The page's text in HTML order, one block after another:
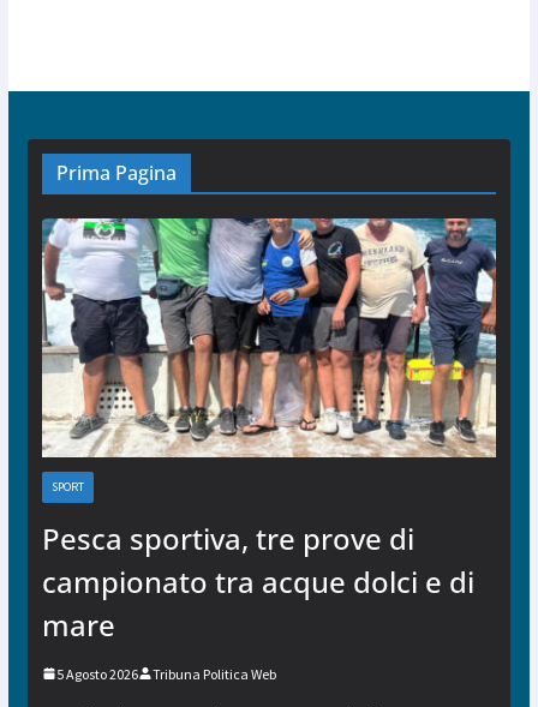
Prima Pagina
SPORT
Pesca sportiva, tre prove di
campionato tra acque dolci e di
mare
5 Agosto 2026 Tribuna Politica Web